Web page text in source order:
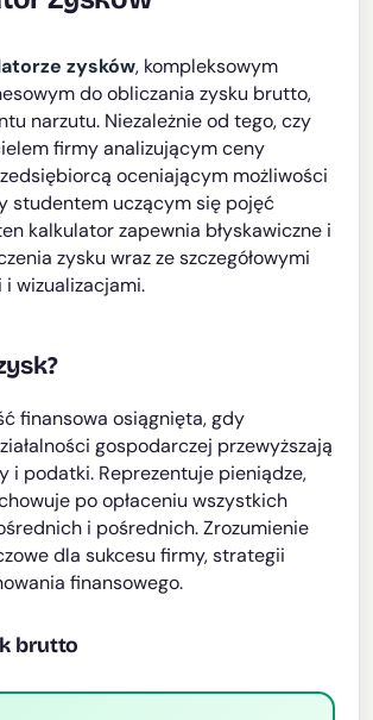
zysków, kompleksowym
do obliczania zysku brutto,
narzutu. Niezależnie od tego, czy
firmy analizującym ceny
oceniającym możliwości
studentem uczącym się pojęć
kalkulator zapewnia błyskawiczne i
zysku wraz ze szczegółowymi
wizualizacjami.
finansowa osiągnięta, gdy
gospodarczej przewyższają
i podatki. Reprezentuje pieniądze,
po opłaceniu wszystkich
i pośrednich. Zrozumienie
dla sukcesu firmy, strategii
finansowego.
brutto